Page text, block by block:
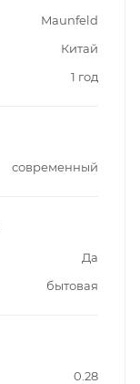
Maunfeld
Китай
1 год
современный
Да
бытовая
0.28